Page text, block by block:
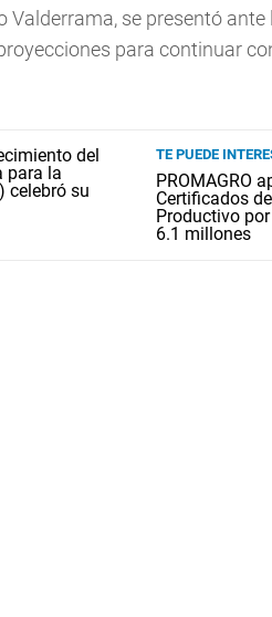
Valderrama, se presentó
para continuar
TE PUEDE
PROMAGRO
Certificados
Productivo
6.1 millones